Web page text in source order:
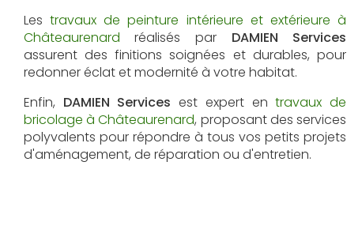
Lestravaux de peinture intérieure et extérieure à
Châteaurenard réalisés par DAMIEN Services
assurent des finitions soignées et durables, pour
redonner éclat et modernité à votre habitat.
Enfin, DAMIEN Services est expert entravaux de
bricolage à Châteaurenard, proposant des services
polyvalents pour répondre à tous vos petits projets
d'aménagement, de réparation ou d'entretien.